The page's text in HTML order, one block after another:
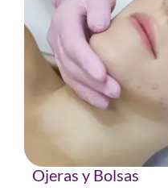
Ojeras y Bolsas